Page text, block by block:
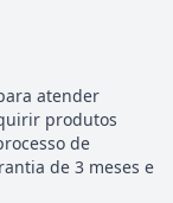
atender
produtos
de
de 3 meses e